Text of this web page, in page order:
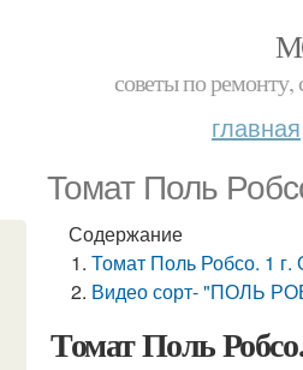
советы по ремонту,
главная
Томат Поль
Содержание
Томат Поль Робсо. 1
Видео сорт- "ПОЛЬ
Томат Поль